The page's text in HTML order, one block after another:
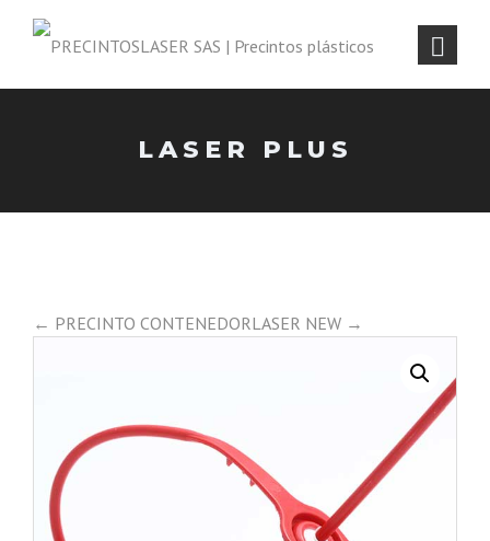
LASER PLUS
← PRECINTO CONTENEDORLASER NEW →